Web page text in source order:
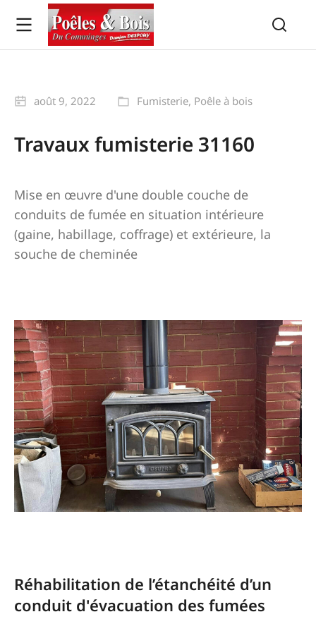
août 9, 2022 Fumisterie, Poêle à bois
Travaux fumisterie 31160
Mise en œuvre d'une double couche de
conduits de fumée en situation intérieure
(gaine, habillage, coffrage) et extérieure, la
souche de cheminée
Réhabilitation de l’étanchéité d’un
conduit d'évacuation des fumées